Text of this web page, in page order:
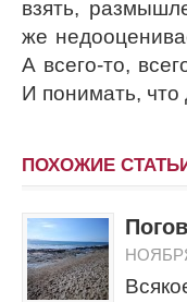
взять,
же
А всего-то,
И понимать, что
ПОХОЖИЕ